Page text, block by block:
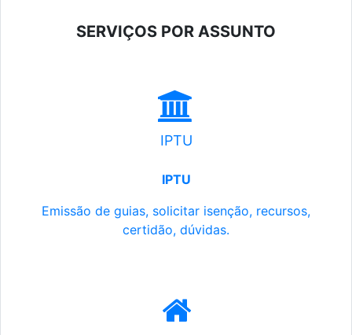
SERVIÇOS POR ASSUNTO
IPTU
IPTU
Emissão de guias, solicitar isenção, recursos,
certidão, dúvidas.